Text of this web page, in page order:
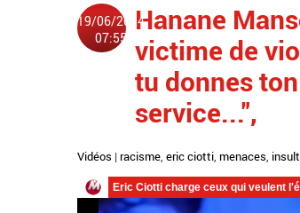
19/06/2024
07:55
Hanane
victime de
tu donnes
service...",
Vidéos | racisme, eric ciotti, menaces,